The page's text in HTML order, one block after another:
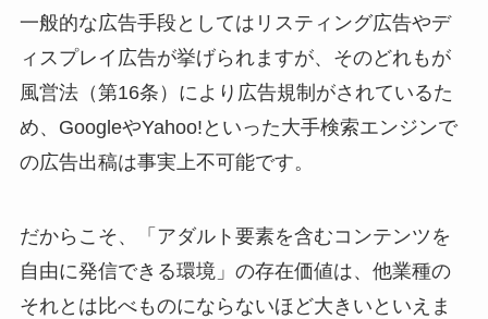
一般的な広告手段としてはリスティング広告やデ
ィスプレイ広告が挙げられますが、そのどれもが
風営法（第16条）により広告規制がされているた
め、GoogleやYahoo!といった大手検索エンジンで
の広告出稿は事実上不可能です。
だからこそ、「アダルト要素を含むコンテンツを
自由に発信できる環境」の存在価値は、他業種の
それとは比べものにならないほど大きいといえま